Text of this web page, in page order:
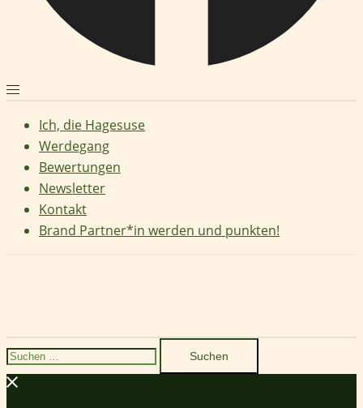
Ich, die Hagesuse
Werdegang
Bewertungen
Newsletter
Kontakt
Brand Partner*in werden und punkten!
Suchen
nach: